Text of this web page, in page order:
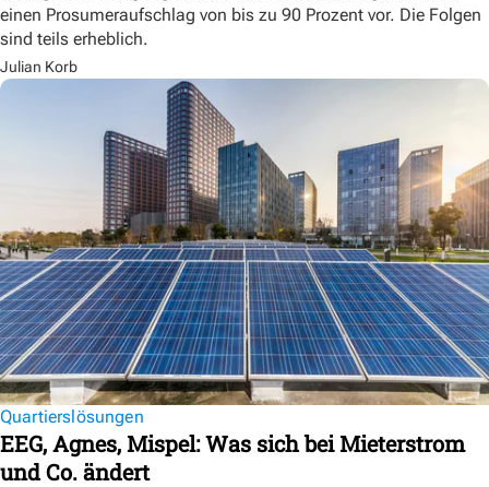
einen Prosumeraufschlag von bis zu 90 Prozent vor. Die Folgen
sind teils erheblich.
Julian Korb
Quartierslösungen
EEG, Agnes, Mispel: Was sich bei Mieterstrom
und Co. ändert